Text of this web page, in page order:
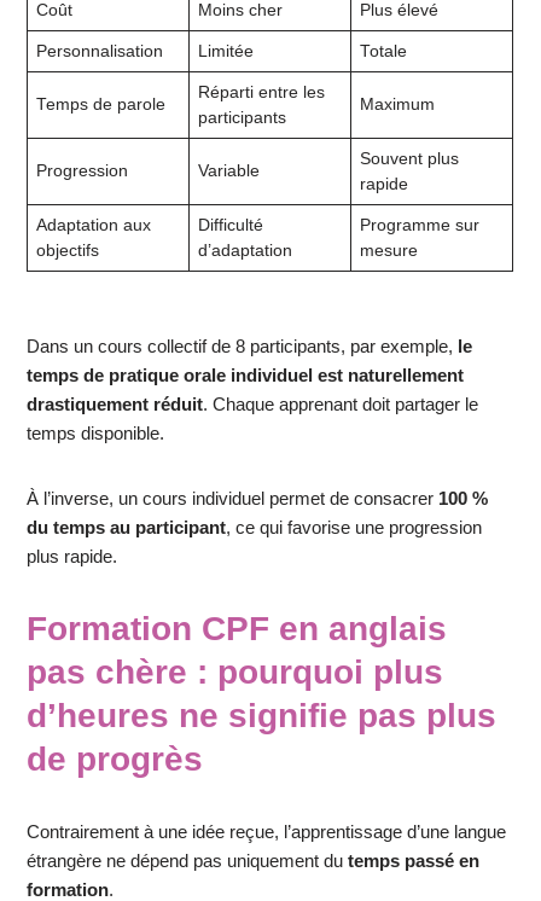
Coût Moins cher Plus élevé
Personnalisation Limitée Totale
Temps de parole
Réparti entre les
participants
Maximum
Progression Variable
Souvent plus
rapide
Adaptation aux
objectifs
Difficulté
d’adaptation
Programme sur
mesure
Dans un cours collectif de 8 participants, par exemple, le
temps de pratique orale individuel est naturellement
drastiquement réduit. Chaque apprenant doit partager le
temps disponible.
À l’inverse, un cours individuel permet de consacrer 100 %
du temps au participant, ce qui favorise une progression
plus rapide.
Formation CPF en anglais
pas chère : pourquoi plus
d’heures ne signifie pas plus
de progrès
Contrairement à une idée reçue, l’apprentissage d’une langue
étrangère ne dépend pas uniquement dutemps passé en
formation.